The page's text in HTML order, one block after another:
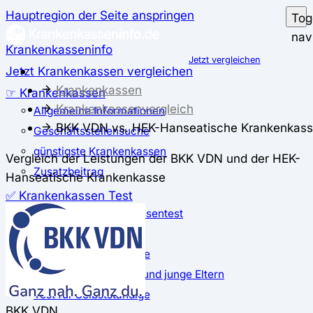
Hauptregion der Seite anspringen
Krankenkasseninfo
Jetzt Krankenkassen vergleichen
☞ Krankenkassen
Allgemeine Informationen
Geschäftsstellensuche
günstigste Krankenkassen
Zusatzbeitrag
✅ Krankenkassen Test
Der große Krankenkassentest
Test für Studierende
Test für Auszubildende
Test für Schwangere und junge Eltern
Test für Selbstständige
Jetzt vergleichen
Krankenkassen
Krankenkassenvergleich
BKK VDN vs. HEK-Hanseatische
Vergleich der Leistungen der BKK VDN und der HEK-
Hanseatische Krankenkasse